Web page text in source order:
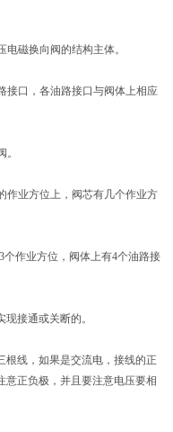
磁换向阀的结构主体。
口，各油路接口与阀体上相应
业方位上，阀芯有几个作业方
作业方位，阀体上有4个油路接
接通或关断的。
线，如果是交流电，接线的正
意正负极，并且要注意电压要相